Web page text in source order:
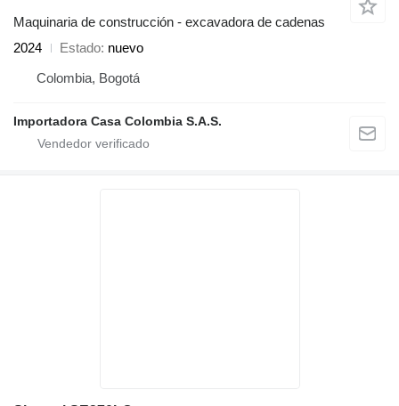
Maquinaria de construcción - excavadora de cadenas
2024
Estado nuevo
Colombia, Bogotá
Importadora Casa Colombia S.A.S.